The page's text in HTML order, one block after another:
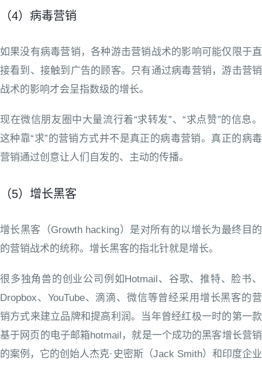
（4）病毒营销
如果没有病毒营销，各种游击营销战术的影响可能仅限于直
接看到、接触到广告的顾客。只有通过病毒营销，游击营销
战术的影响才会呈指数级的增长。
现在微信朋友圈中大量流行着“求转发”、“求点赞”的信息。
这种靠“求”的营销方式并不是真正的病毒营销。真正的病毒
营销通过创意让人们自发的、主动的传播。
（5）增长黑客
增长黑客（Growth hacking）是对所有的以增长为最终目的
的营销战术的统称。增长黑客的指北针就是增长。
很多独角兽的创业公司例如Hotmail、谷歌、推特、脸书、
Dropbox、YouTube、滴滴、微信等曾经采用增长黑客的营
销方式来建立品牌和提高利润。当年曾经红极一时的第一款
基于网页的电子邮箱hotmail，就是一个成功的黑客增长营销
的案例，它的创始人杰克·史密斯（Jack Smith）和印度企业